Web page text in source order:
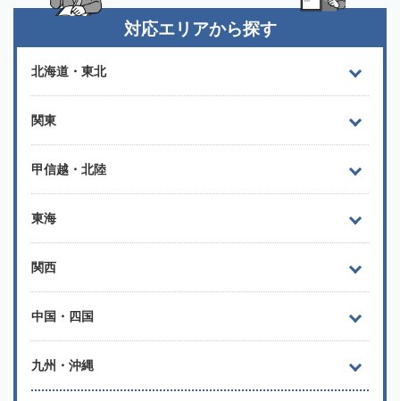
対応エリアから探す
北海道・東北
関東
甲信越・北陸
東海
関西
中国・四国
九州・沖縄